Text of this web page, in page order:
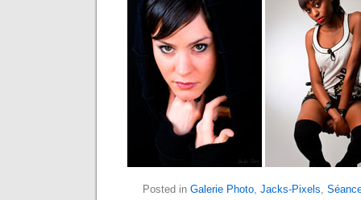
Posted in Galerie Photo, Jacks-Pixels,